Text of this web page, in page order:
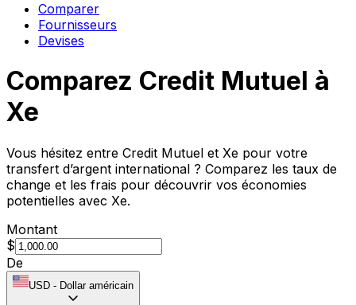
Comparer
Fournisseurs
Devises
Comparez Credit Mutuel à
Xe
Vous hésitez entre Credit Mutuel et Xe pour votre
transfert d’argent international ? Comparez les taux de
change et les frais pour découvrir vos économies
potentielles avec Xe.
Montant
$
De
USD - Dollar américain